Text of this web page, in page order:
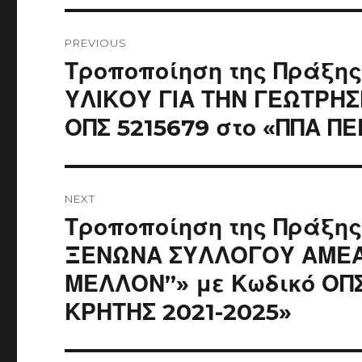
navigation
PREVIOUS
Previous
post:
Τροποποίηση της
ΥΛΙΚΟΥ ΓΙΑ ΤΗΝ
ΟΠΣ 5215679 στο «ΠΠΑ
NEXT
Next
post:
Τροποποίηση της
ΞΕΝΩΝΑ ΣΥΛΛΟΓΟΥ
ΜΕΛΛΟΝ”» με Κωδικό
ΚΡΗΤΗΣ 2021-2025»